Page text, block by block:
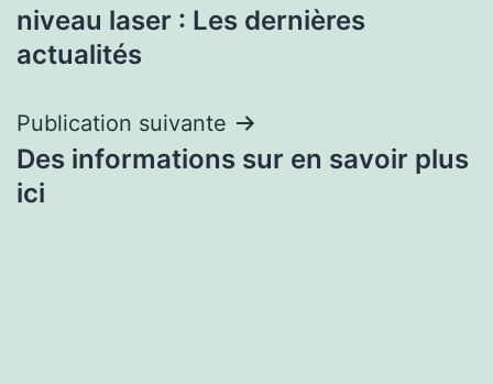
de
niveau laser : Les dernières
actualités
Publication suivante
Des informations sur en savoir plus
ici